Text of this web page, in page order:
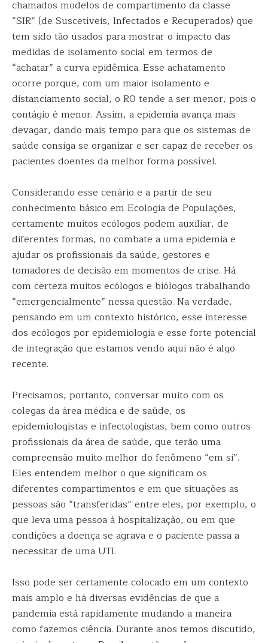
chamados modelos de compartimento da classe
“SIR” (de Suscetíveis, Infectados e Recuperados) que
tem sido tão usados para mostrar o impacto das
medidas de isolamento social em termos de
“achatar” a curva epidêmica. Esse achatamento
ocorre porque, com um maior isolamento e
distanciamento social, o R0 tende a ser menor, pois o
contágio é menor. Assim, a epidemia avança mais
devagar, dando mais tempo para que os sistemas de
saúde consiga se organizar e ser capaz de receber os
pacientes doentes da melhor forma possível.
Considerando esse cenário e a partir de seu
conhecimento básico em Ecologia de Populações,
certamente muitos ecólogos podem auxiliar, de
diferentes formas, no combate a uma epidemia e
ajudar os profissionais da saúde, gestores e
tomadores de decisão em momentos de crise. Há
com certeza muitos ecólogos e biólogos trabalhando
“emergencialmente” nessa questão. Na verdade,
pensando em um contexto histórico, esse interesse
dos ecólogos por epidemiologia e esse forte potencial
de integração que estamos vendo aqui não é algo
recente.
Precisamos, portanto, conversar muito com os
colegas da área médica e de saúde, os
epidemiologistas e infectologistas, bem como outros
profissionais da área de saúde, que terão uma
compreensão muito melhor do fenômeno “em si”.
Eles entendem melhor o que significam os
diferentes compartimentos e em que situações as
pessoas são “transferidas” entre eles, por exemplo, o
que leva uma pessoa à hospitalização, ou em que
condições a doença se agrava e o paciente passa a
necessitar de uma UTI.
Isso pode ser certamente colocado em um contexto
mais amplo e há diversas evidências de que a
pandemia está rapidamente mudando a maneira
como fazemos ciência. Durante anos temos discutido,